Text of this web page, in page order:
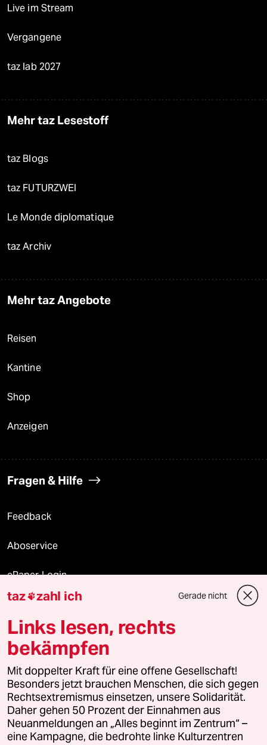
Live im Stream
Vergangene
taz lab 2027
Mehr taz Lesestoff
taz Blogs
taz FUTURZWEI
Le Monde diplomatique
taz Archiv
Mehr taz Angebote
Reisen
Kantine
Shop
Anzeigen
Fragen & Hilfe
Feedback
Aboservice
ePaper Login
Downloads für Abonnierende
© 2026 taz Verlags und Vertriebs GmbH
Alle Rechte vorbehalten. Bei rechtlichen Fragen oder für Genehmigungen
wenden Sie sich bitte an lizenzen@taz.de
Feedback Redaktionsstatut Kommune-Richtlinien
taz zahl ich Gerade nicht
Links lesen, rechts
bekämpfen
Mit doppelter Kraft für eine offene Gesellschaft!
Besonders jetzt brauchen Menschen, die sich gegen
Rechtsextremismus einsetzen, unsere Solidarität.
Daher gehen 50 Prozent der Einnahmen aus
Neuanmeldungen an „Alles beginnt im Zentrum“ –
eine Kampagne, die bedrohte linke Kulturzentren